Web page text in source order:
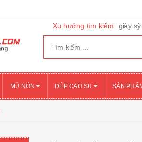
Xu hướng tìm kiếm giày
MŨ NÓN DÉP CAO SU SẢN